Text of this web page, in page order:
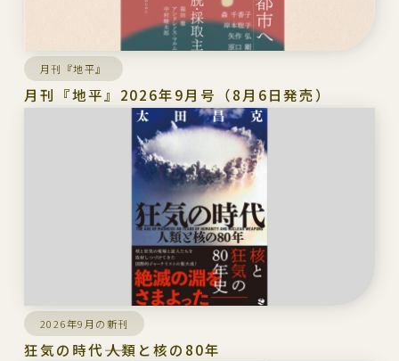
月刊『地平』
月刊『地平』2026年9月号（8月6日発売）
2026年9月の新刊
狂気の時代――人類と核の80年